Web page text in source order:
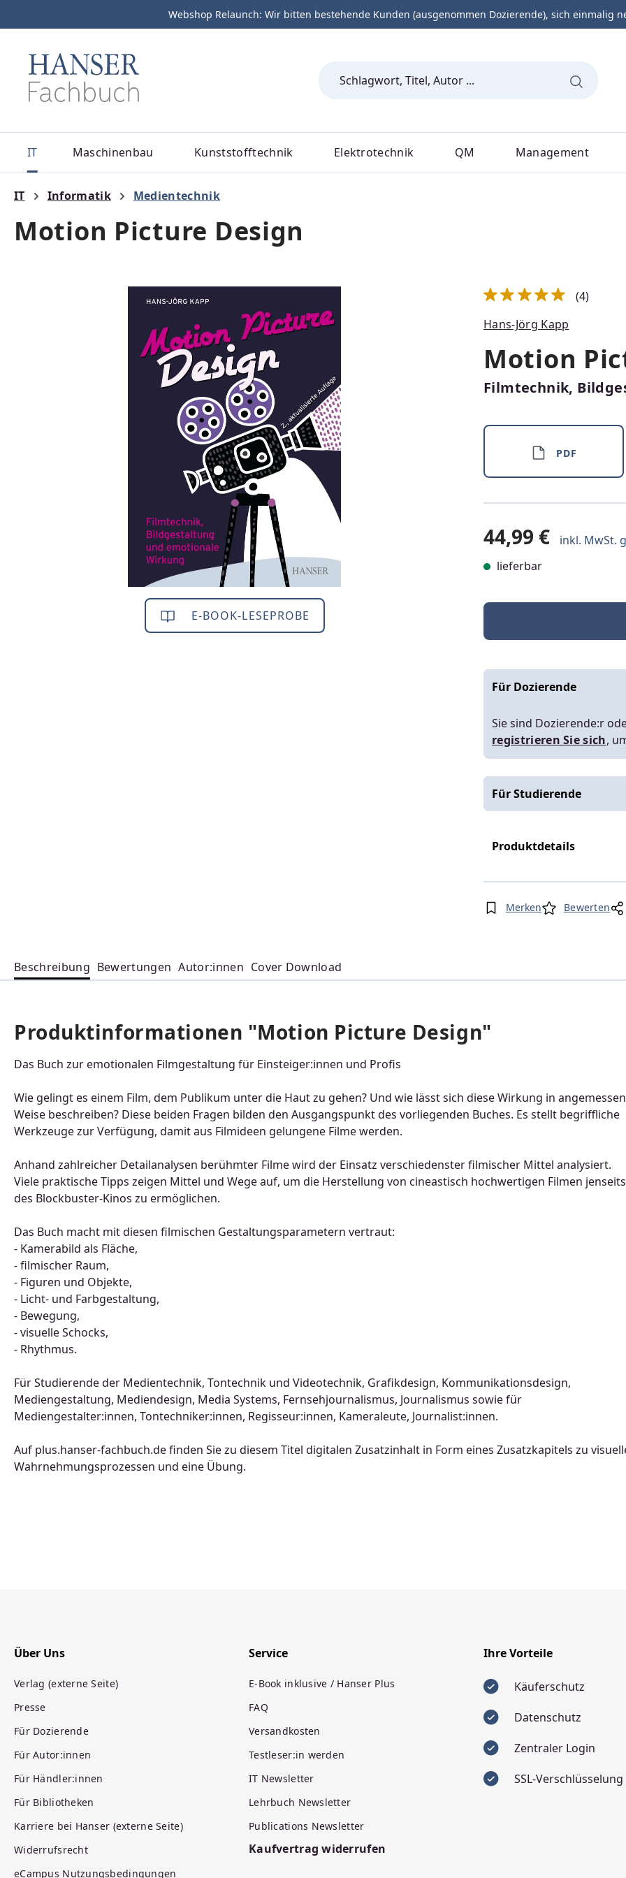
Zur Hauptnavigation springenWebshop Relaunch: Wir bitten bestehende Kunden (ausgenommen Dozierende), sich einmalig
IT Maschinenbau Kunststofftechnik Elektrotechnik QM Management
IT Informatik Medientechnik
Motion Picture Design
E-BOOK-LESEPROBE
(4)
Hans-Jörg Kapp
Motion
Filmtechnik,
PDF
44,99 €
inkl. MwSt.
lieferbar
Für Dozierende
Sie sind Dozierende:r
registrieren Sie sich,
Für Studierende
Produktdetails
Merken Bewerten
Beschreibung Bewertungen Autor:innen Cover Download
Produktinformationen "Motion Picture Design"
Das Buch zur emotionalen Filmgestaltung für Einsteiger:innen und Profis
Wie gelingt es einem Film, dem Publikum unter die Haut zu gehen? Und wie lässt sich diese Wirkung in
Weise beschreiben? Diese beiden Fragen bilden den Ausgangspunkt des vorliegenden Buches. Es stellt begriffliche
Werkzeuge zur Verfügung, damit aus Filmideen gelungene Filme werden.
Anhand zahlreicher Detailanalysen berühmter Filme wird der Einsatz verschiedenster filmischer Mittel analysiert.
Viele praktische Tipps zeigen Mittel und Wege auf, um die Herstellung von cineastisch hochwertigen Filmen jenseits
des Blockbuster-Kinos zu ermöglichen.
Das Buch macht mit diesen filmischen Gestaltungsparametern vertraut:
- Kamerabild als Fläche,
- filmischer Raum,
- Figuren und Objekte,
- Licht- und Farbgestaltung,
- Bewegung,
- visuelle Schocks,
- Rhythmus.
Für Studierende der Medientechnik, Tontechnik und Videotechnik, Grafikdesign, Kommunikationsdesign,
Mediengestaltung, Mediendesign, Media Systems, Fernsehjournalismus, Journalismus sowie für
Mediengestalter:innen, Tontechniker:innen, Regisseur:innen, Kameraleute, Journalist:innen.
Auf plus.hanser-fachbuch.de finden Sie zu diesem Titel digitalen Zusatzinhalt in Form eines Zusatzkapitels zu
Wahrnehmungsprozessen und eine Übung.
Über Uns
Verlag (externe Seite)
Presse
Für Dozierende
Für Autor:innen
Für Händler:innen
Für Bibliotheken
Karriere bei Hanser (externe Seite)
Widerrufsrecht
eCampus Nutzungsbedingungen
Service
E-Book inklusive / Hanser Plus
FAQ
Versandkosten
Testleser:in werden
IT Newsletter
Lehrbuch Newsletter
Publications Newsletter
Kaufvertrag widerrufen
Ihre Vorteile
Käuferschutz
Datenschutz
Zentraler Login
SSL-Verschlüsselung